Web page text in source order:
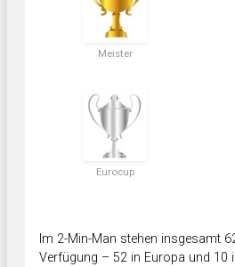
Meister
Eurocup
Im 2-Min-Man stehen insgesamt
Verfügung – 52 in Europa und 10